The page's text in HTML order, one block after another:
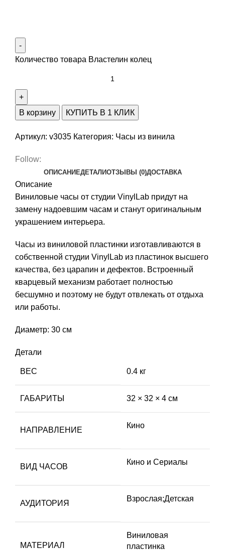
Количество товара Властелин колец
В корзину КУПИТЬ В 1 КЛИК
Артикул: v3035 Категория: Часы из винила
Follow:
ОПИСАНИЕДЕТАЛИОТЗЫВЫ (0)ДОСТАВКА
Описание
Виниловые часы от студии VinylLab придут на
замену надоевшим часам и станут оригинальным
украшением интерьера.
Часы из виниловой пластинки изготавливаются в
собственной студии VinylLab из пластинок высшего
качества, без царапин и дефектов. Встроенный
кварцевый механизм работает полностью
бесшумно и поэтому не будут отвлекать от отдыха
или работы.
Диаметр: 30 см
Детали
ВЕС 0.4 кг
ГАБАРИТЫ 32 × 32 × 4 см
НАПРАВЛЕНИЕ
Кино
ВИД ЧАСОВ
Кино и Сериалы
АУДИТОРИЯ
Взрослая;Детская
МАТЕРИАЛ
Виниловая
пластинка